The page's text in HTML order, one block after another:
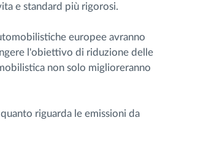
e standard più rigorosi.
europee avranno
l'obiettivo di riduzione delle
non solo miglioreranno
riguarda le emissioni da